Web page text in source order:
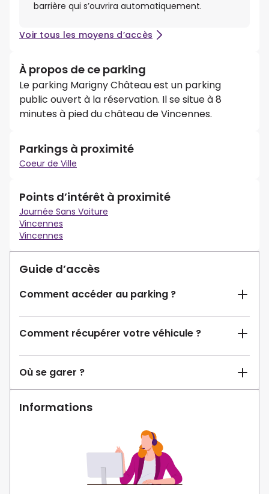
barrière qui s’ouvrira automatiquement.
Voir tous les moyens d’accès
À propos de ce parking
Le parking Marigny Château est un parking
public ouvert à la réservation. Il se situe à 8
minutes à pied du château de Vincennes.
Parkings à proximité
Coeur de Ville
Points d’intérêt à proximité
Journée Sans Voiture
Vincennes
Vincennes
Guide d’accès
Comment accéder au parking ?
Comment récupérer votre véhicule ?
Où se garer ?
Informations